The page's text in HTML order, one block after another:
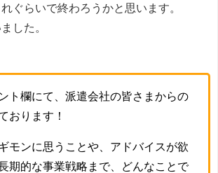
ぐらいで終わろうかと思います。
した。
ト欄にて、派遣会社の皆さまからの
おります！
モンに思うことや、アドバイスが欲
期的な事業戦略まで、どんなことで